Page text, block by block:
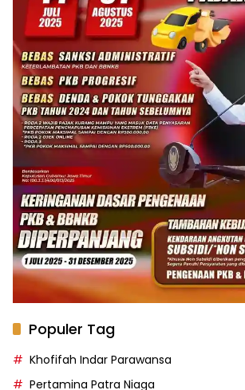
Populer Tag
Khofifah Indar Parawansa
Pertamina Patra Niaga